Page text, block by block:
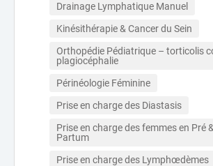
Drainage Lymphatique Manuel
Kinésithérapie & Cancer du Sein
Orthopédie Pédiatrique – torticolis
plagiocéphalie
Périnéologie Féminine
Prise en charge des Diastasis
Prise en charge des femmes en Pré
Partum
Prise en charge des Lymphœdèmes